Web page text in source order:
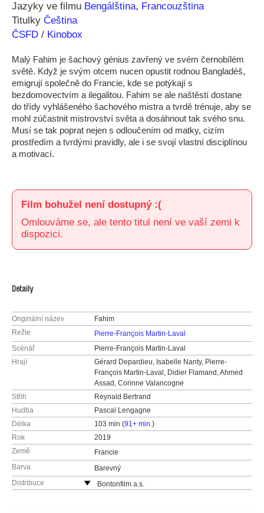
Jazyky ve filmu Bengálština, Francouzština
Titulky Čeština
ČSFD / Kinobox
Malý Fahim je šachový génius zavřený ve svém černobílém
světě. Když je svým otcem nucen opustit rodnou Bangladéš,
emigrují společně do Francie, kde se potýkají s
bezdomovectvím a ilegalitou. Fahim se ale naštěstí dostane
do třídy vyhlášeného šachového mistra a tvrdě trénuje, aby se
mohl zúčastnit mistrovství světa a dosáhnout tak svého snu.
Musí se tak poprat nejen s odloučením od matky, cizím
prostředím a tvrdými pravidly, ale i se svojí vlastní disciplínou
a motivací.
Film bohužel není dostupný :(
Omlouváme se, ale tento titul není ve vaší zemi k
dispozici.
Detaily
Originální název
Fahim
Režie
Pierre-François Martin-Laval
Scénář
Pierre-François Martin-Laval
Hrají
Gérard Depardieu, Isabelle Nanty, Pierre-
François Martin-Laval, Didier Flamand, Ahmed
Assad, Corinne Valancogne
Střih
Reynald Bertrand
Hudba
Pascal Lengagne
Délka
103 min (91+ min.)
Rok
2019
Země
Francie
Barva
Barevný
Distribuce
Bontonfilm a.s.